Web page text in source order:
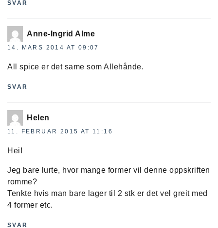
SVAR
Anne-Ingrid Alme
14. MARS 2014 AT 09:07
All spice er det same som Allehånde.
SVAR
Helen
11. FEBRUAR 2015 AT 11:16
Hei!
Jeg bare lurte, hvor mange former vil denne oppskriften
romme?
Tenkte hvis man bare lager til 2 stk er det vel greit med
4 former etc.
SVAR